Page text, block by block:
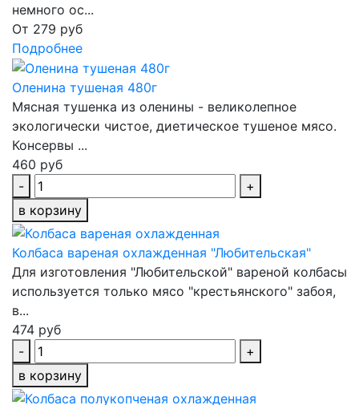
немного ос...
От 279 руб
Подробнее
Оленина тушеная 480г
Мясная тушенка из оленины - великолепное
экологически чистое, диетическое тушеное мясо.
Консервы ...
460 руб
-
+
в корзину
Колбаса вареная охлажденная "Любительская"
Для изготовления "Любительской" вареной колбасы
используется только мясо "крестьянского" забоя,
в...
474 руб
-
+
в корзину